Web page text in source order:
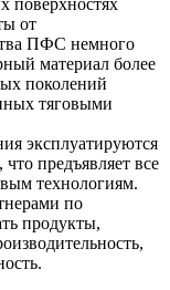
поверхностях
от
ПФС немного
материал более
поколений
тяговыми
эксплуатируются
предъявляет все
технологиям.
по
продукты,